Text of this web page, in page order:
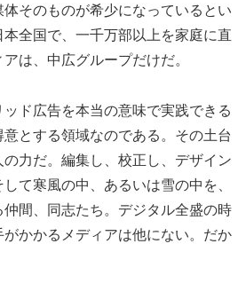
そのものが希少になっているとい
本全国で、一千万部以上を家庭に直
は、中広グループだけだ。
ド広告を本当の意味で実践できる
とする領域なのである。その土台
力だ。編集し、校正し、デザイン
て寒風の中、あるいは雪の中を、
間、同志たち。デジタル全盛の時
かかるメディアは他にない。だか